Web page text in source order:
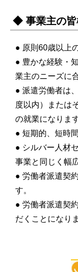
◆ 事業主の皆
● 原則60歳以上
● 豊かな経験・
業主のニーズに
● 派遣労働者は
度以内）または
の就業になります
● 短期的、短時
● シルバー人材
事業と同じく幅
● 労働者派遣契
す。
● 労働者派遣契
だくことになり